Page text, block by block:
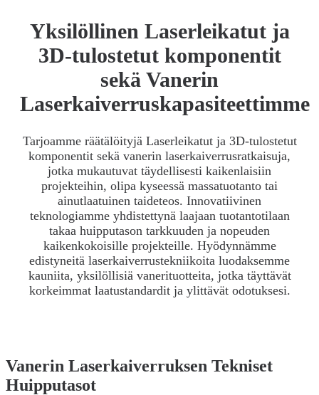
Yksilöllinen Laserleikatut ja
3D-tulostetut komponentit
sekä Vanerin
Laserkaiverruskapasiteettimme
Tarjoamme räätälöityjä Laserleikatut ja 3D-tulostetut
komponentit sekä vanerin laserkaiverrusratkaisuja,
jotka mukautuvat täydellisesti kaikenlaisiin
projekteihin, olipa kyseessä massatuotanto tai
ainutlaatuinen taideteos. Innovatiivinen
teknologiamme yhdistettynä laajaan tuotantotilaan
takaa huipputason tarkkuuden ja nopeuden
kaikenkokoisille projekteille. Hyödynnämme
edistyneitä laserkaiverrustekniikoita luodaksemme
kauniita, yksilöllisiä vanerituotteita, jotka täyttävät
korkeimmat laatustandardit ja ylittävät odotuksesi.
Vanerin Laserkaiverruksen Tekniset
Huipputasot